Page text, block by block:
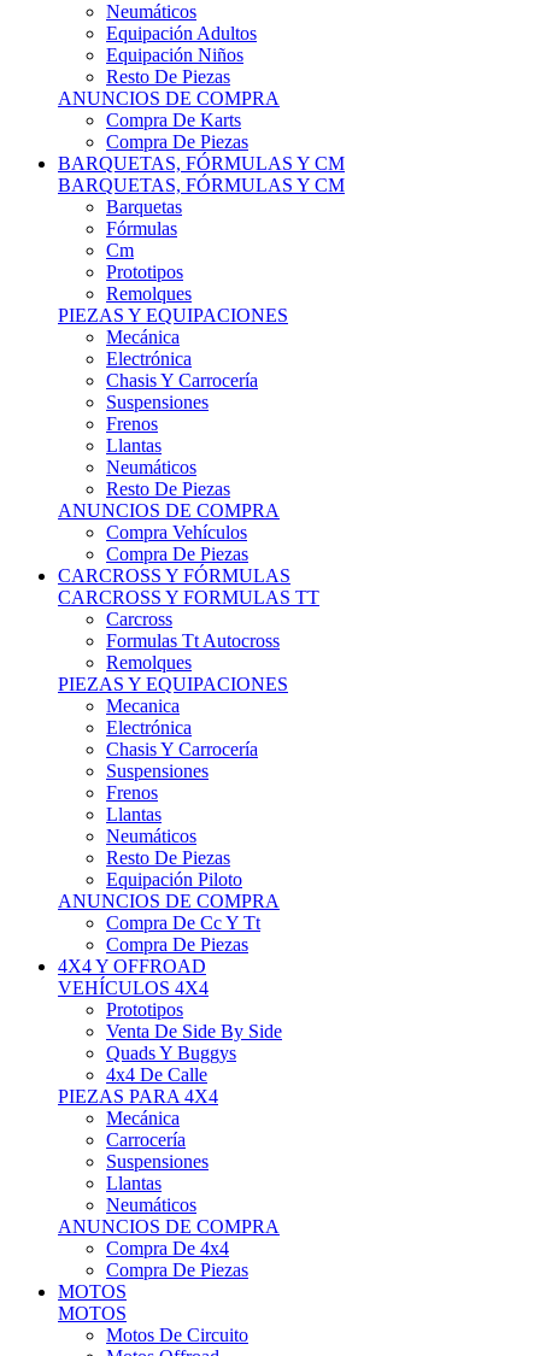
Neumáticos
Equipación Adultos
Equipación Niños
Resto De Piezas
ANUNCIOS DE COMPRA
Compra De Karts
Compra De Piezas
BARQUETAS, FÓRMULAS Y CM
BARQUETAS, FÓRMULAS Y CM
Barquetas
Fórmulas
Cm
Prototipos
Remolques
PIEZAS Y EQUIPACIONES
Mecánica
Electrónica
Chasis Y Carrocería
Suspensiones
Frenos
Llantas
Neumáticos
Resto De Piezas
ANUNCIOS DE COMPRA
Compra Vehículos
Compra De Piezas
CARCROSS Y FÓRMULAS
CARCROSS Y FORMULAS TT
Carcross
Formulas Tt Autocross
Remolques
PIEZAS Y EQUIPACIONES
Mecanica
Electrónica
Chasis Y Carrocería
Suspensiones
Frenos
Llantas
Neumáticos
Resto De Piezas
Equipación Piloto
ANUNCIOS DE COMPRA
Compra De Cc Y Tt
Compra De Piezas
4X4 Y OFFROAD
VEHÍCULOS 4X4
Prototipos
Venta De Side By Side
Quads Y Buggys
4x4 De Calle
PIEZAS PARA 4X4
Mecánica
Carrocería
Suspensiones
Llantas
Neumáticos
ANUNCIOS DE COMPRA
Compra De 4x4
Compra De Piezas
MOTOS
MOTOS
Motos De Circuito